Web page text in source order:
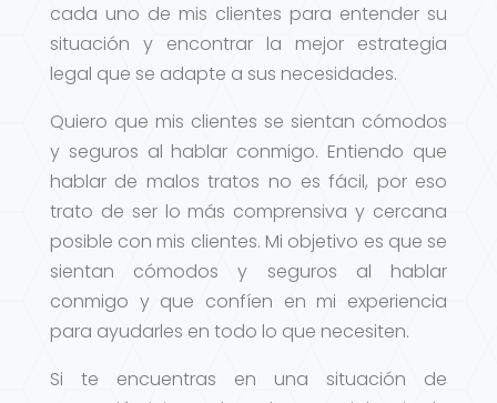
cada uno de mis clientes para entender su
situación y encontrar la mejor estrategia
legal que se adapte a sus necesidades.
Quiero que mis clientes se sientan cómodos
y seguros al hablar conmigo. Entiendo que
hablar de malos tratos no es fácil, por eso
trato de ser lo más comprensiva y cercana
posible con mis clientes. Mi objetivo es que se
sientan cómodos y seguros al hablar
conmigo y que confíen en mi experiencia
para ayudarles en todo lo que necesiten.
Si te encuentras en una situación de